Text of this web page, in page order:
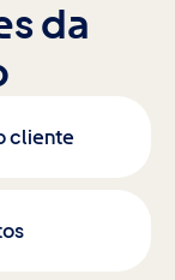
da
cliente